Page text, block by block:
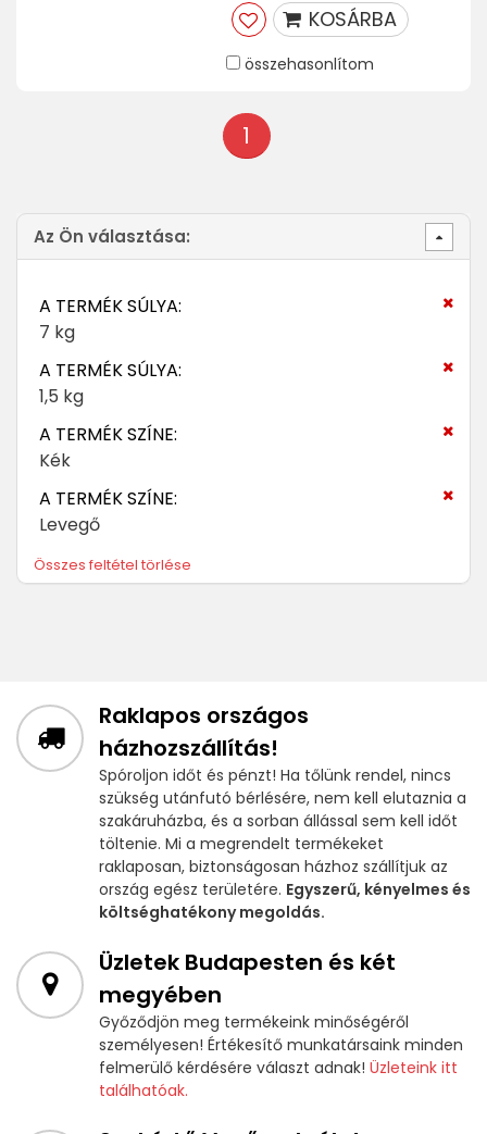
KOSÁRBA
összehasonlítom
1
Az Ön választása:
A TERMÉK SÚLYA:
7 kg
A TERMÉK SÚLYA:
1,5 kg
A TERMÉK SZÍNE:
Kék
A TERMÉK SZÍNE:
Levegő
Összes feltétel törlése
Raklapos országos
házhozszállítás!
Spóroljon időt és pénzt! Ha tőlünk rendel, nincs
szükség utánfutó bérlésére, nem kell elutaznia a
szakáruházba, és a sorban állással sem kell időt
töltenie. Mi a megrendelt termékeket
raklaposan, biztonságosan házhoz szállítjuk az
ország egész területére. Egyszerű, kényelmes és
költséghatékony megoldás.
Üzletek Budapesten és két
megyében
Győződjön meg termékeink minőségéről
személyesen! Értékesítő munkatársaink minden
felmerülő kérdésére választ adnak! Üzleteink itt
találhatóak.